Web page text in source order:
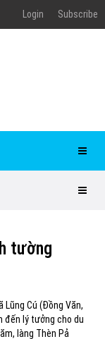
Login Subscribe
tường
Lũng Cú (Đồng Văn,
đến lý tưởng cho du
làng Thèn Pả